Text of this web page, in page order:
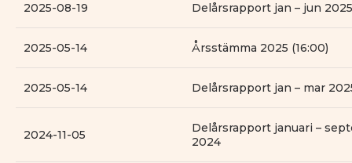
2025-08-19 Delårsrapport jan – jun
2025-05-14 Årsstämma 2025 (16:00)
2025-05-14 Delårsrapport jan – mar
2024-11-05
Delårsrapport januari –
2024